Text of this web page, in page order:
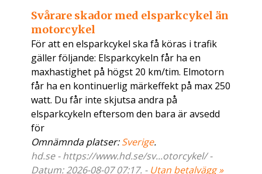
Svårare skador med elsparkcykel än
motorcykel
För att en elsparkcykel ska få köras i trafik
gäller följande: Elsparkcykeln får ha en
maxhastighet på högst 20 km/tim. Elmotorn
får ha en kontinuerlig märkeffekt på max 250
watt. Du får inte skjutsa andra på
elsparkcykeln eftersom den bara är avsedd
för
Omnämnda platser:Sverige.
hd.se - https://www.hd.se/sv...otorcykel/ -
Datum: 2026-08-07 07:17. - Utan betalvägg »